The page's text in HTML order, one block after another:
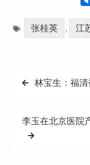
张桂英 , 江
文
导
林宝生：福清
李玉在北京医院